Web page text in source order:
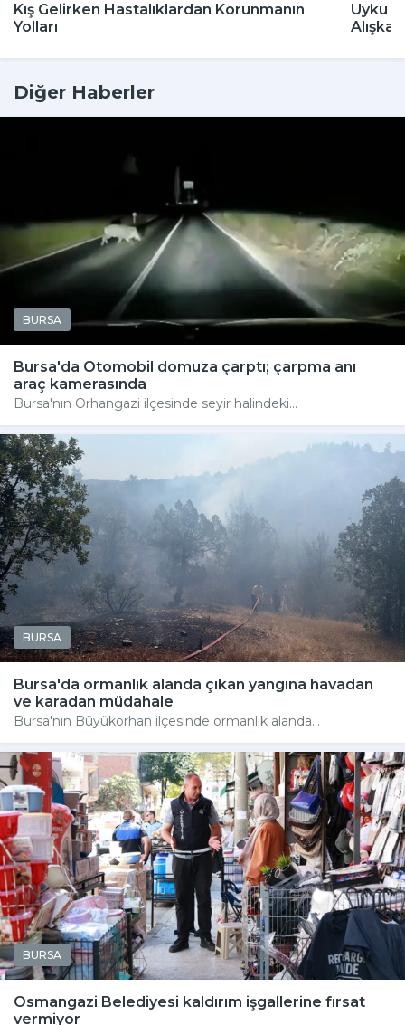
Kış Gelirken Hastalıklardan Korunmanın
Yolları
Uyku
Diğer Haberler
BURSA
Bursa'da Otomobil domuza çarptı; çarpma anı
araç kamerasında
Bursa'nın Orhangazi ilçesinde seyir halindeki...
BURSA
Bursa'da ormanlık alanda çıkan yangına havadan
ve karadan müdahale
Bursa'nın Büyükorhan ilçesinde ormanlık alanda...
BURSA
Osmangazi Belediyesi kaldırım işgallerine fırsat
vermiyor